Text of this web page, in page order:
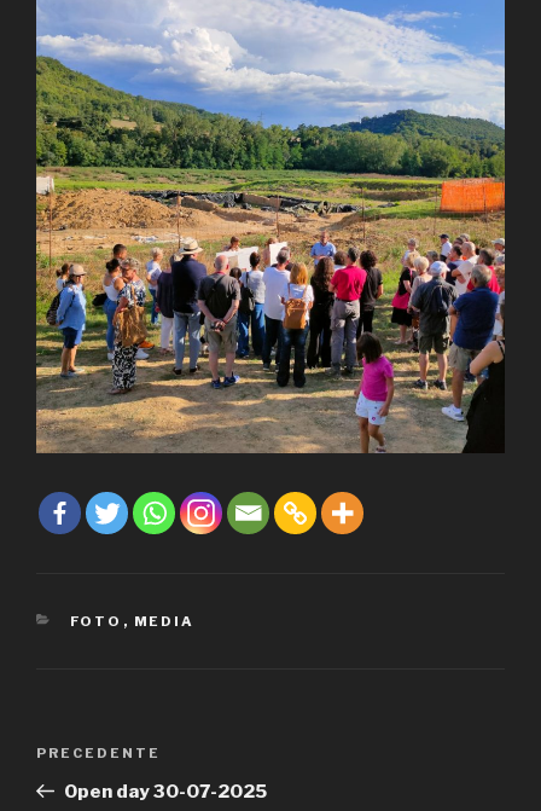
CATEGORIE
FOTO , MEDIA
Articolo
precedente:
PRECEDENTE
Open day 30-07-2025